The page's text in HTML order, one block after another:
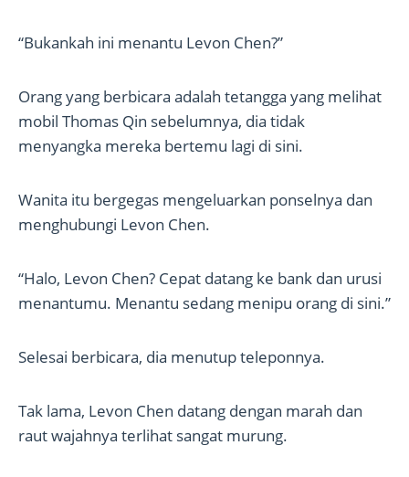
“Bukankah ini menantu Levon Chen?”
Orang yang berbicara adalah tetangga yang melihat
mobil Thomas Qin sebelumnya, dia tidak
menyangka mereka bertemu lagi di sini.
Wanita itu bergegas mengeluarkan ponselnya dan
menghubungi Levon Chen.
“Halo, Levon Chen? Cepat datang ke bank dan urusi
menantumu. Menantu sedang menipu orang di sini.”
Selesai berbicara, dia menutup teleponnya.
Tak lama, Levon Chen datang dengan marah dan
raut wajahnya terlihat sangat murung.